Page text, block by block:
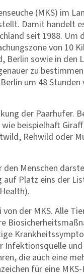
(MKS) im
Damit handelt
seit 1988. Um
von 10
Berlin sowie in den
zu
um 48
der Paarhufer.
beispielhaft
Rehwild oder
den Menschen
Platz eins der
der MKS. Alle
die auch eine
für eine